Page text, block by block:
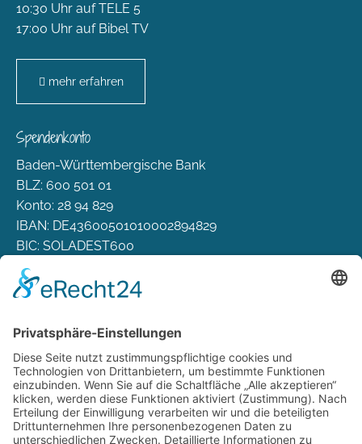
10:30 Uhr auf TELE 5
17:00 Uhr auf Bibel TV
mehr erfahren
Spendenkonto
Baden-Württembergische Bank
BLZ: 600 501 01
Konto: 28 94 829
IBAN: DE43600501010002894829
BIC: SOLADEST600
Rechtliches
Versand & Lieferung
Widerrufsbelehrung
AGB
Datenschutz